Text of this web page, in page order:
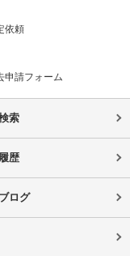
依頼
申請フォーム
索
歴
ログ